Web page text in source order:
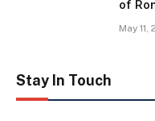
of
May 11,
Stay In Touch